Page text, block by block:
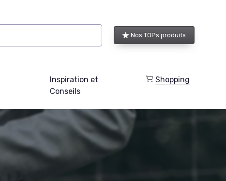
Nos TOPs produits
Inspiration et
Conseils
Shopping